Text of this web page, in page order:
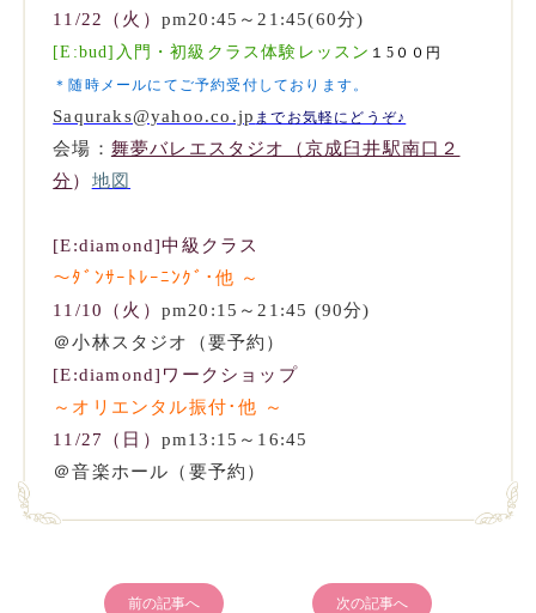
11/22（火） pm20:45～21:45(60分)
[E:bud]入門・初級クラス体験レッスン １5００円
＊随時メールにてご予約受付しております。
Saquraks@yahoo.co.jp までお気軽にどうぞ♪
会場： 舞夢バレエスタジオ（京成臼井駅南口２
分） 地図
[E:diamond]中級クラス
～ﾀﾞﾝｻｰﾄﾚｰﾆﾝｸﾞ･他 ～
11/10（火） pm20:15～21:45 (90分)
＠小林スタジオ（要予約）
[E:diamond]ワークショップ
～オリエンタル振付･他
～
11/27（日） pm13:15～16:45
＠音楽ホール（要予約）
前の記事へ 次の記事へ